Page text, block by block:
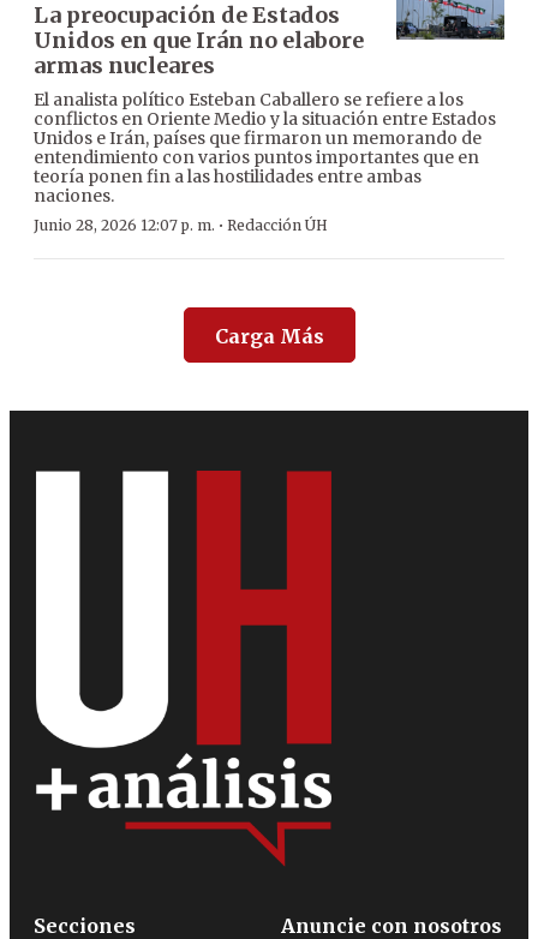
La preocupación de Estados
Unidos en que Irán no elabore
armas nucleares
El analista político Esteban Caballero se refiere a los
conflictos en Oriente Medio y la situación entre Estados
Unidos e Irán, países que firmaron un memorando de
entendimiento con varios puntos importantes que en
teoría ponen fin a las hostilidades entre ambas
naciones.
Junio 28, 2026 12:07 p. m. · Redacción ÚH
Carga Más
Secciones
Anuncie con nosotros